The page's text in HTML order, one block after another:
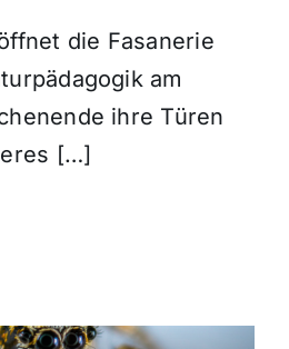
die Fasanerie
am
ihre Türen
[…]